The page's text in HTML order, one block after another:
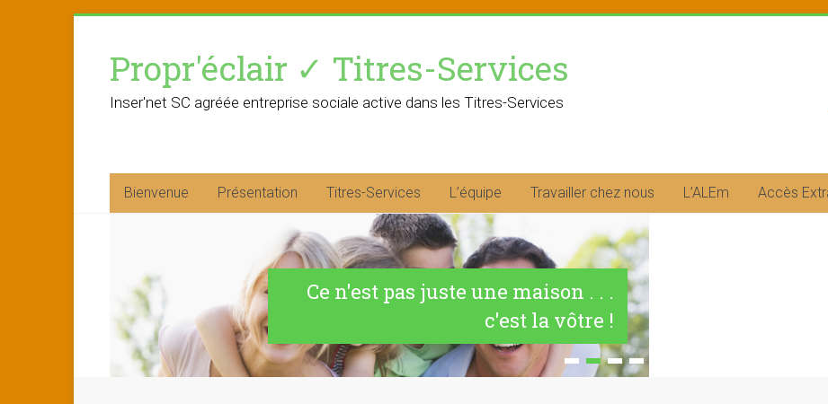
contentPropr'éclair ✓ Titres-Services
Inser'net SC agréée entreprise sociale active dans les Titres-Services
Bienvenue Présentation Titres-Services L’équipe Travailler chez nous L’ALEm Accès
Ce n'est pas juste une maison . . .
c'est la vôtre !